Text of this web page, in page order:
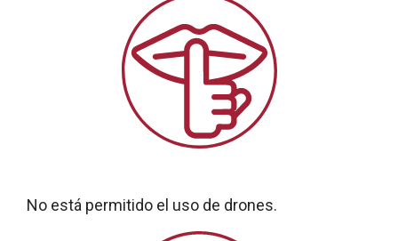
No está permitido el uso de drones.